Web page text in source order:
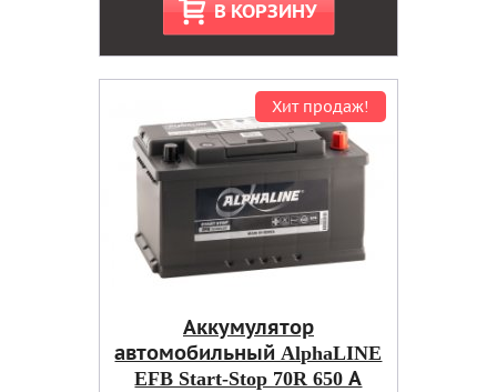
В КОРЗИНУ
Хит продаж!
Аккумулятор
автомобильный AlphaLINE
EFB Start-Stop 70R 650 А